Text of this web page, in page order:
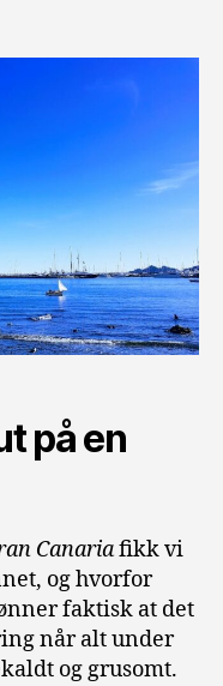
på en
Canariafikk vi
og hvorfor
faktisk at det
når alt under
og grusomt.